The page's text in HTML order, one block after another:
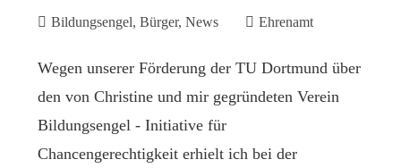
Bildungsengel,Bürger,News Ehrenamt
Wegen unserer Förderung der TU Dortmund über
den von Christine und mir gegründeten Verein
Bildungsengel - Initiative für
Chancengerechtigkeit erhielt ich bei der